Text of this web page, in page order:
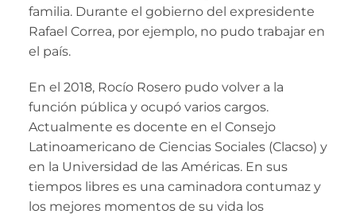
familia. Durante el gobierno del expresidente
Rafael Correa, por ejemplo, no pudo trabajar en
el país.
En el 2018, Rocío Rosero pudo volver a la
función pública y ocupó varios cargos.
Actualmente es docente en el Consejo
Latinoamericano de Ciencias Sociales (Clacso) y
en la Universidad de las Américas. En sus
tiempos libres es una caminadora contumaz y
los mejores momentos de su vida los